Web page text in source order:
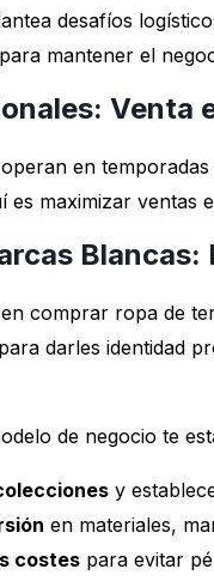
desafíos
mantener el
Venta
en
es maximizar ventas
comprar ropa de
darles identidad
de negocio te
y
en materiales,
costespara evitar